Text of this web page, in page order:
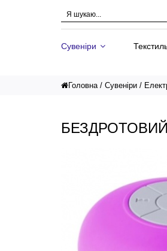
Сувеніри
Головна Сувеніри